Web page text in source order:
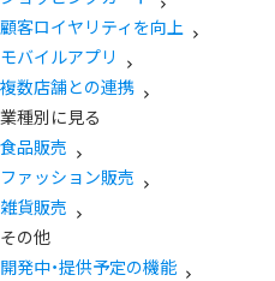
顧客ロイヤリティを向上
モバイルアプリ
複数店舗との連携
業種別に見る
食品販売
ファッション販売
雑貨販売
その他
開発中・提供予定の機能